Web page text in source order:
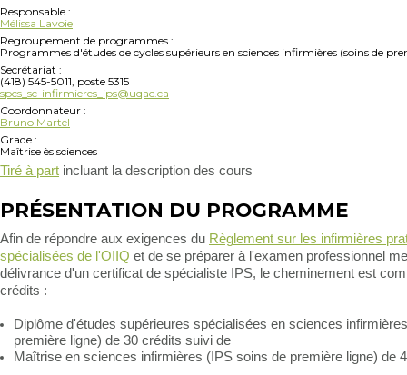
Responsable :
Mélissa Lavoie
Regroupement de programmes :
Programmes d'études de cycles supérieurs en sciences infirmières (soins de
Secrétariat :
(418) 545-5011, poste 5315
spcs_sc-infirmieres_ips@uqac.ca
Coordonnateur :
Bruno Martel
Grade :
Maîtrise ès sciences
Tiré à part incluant la description des cours
PRÉSENTATION DU PROGRAMME
Afin de répondre aux exigences du Règlement sur les infirmières
spécialisées de l'OIIQ et de se préparer à l'examen professionnel
délivrance d'un certificat de spécialiste IPS, le cheminement est
crédits :
Diplôme d'études supérieures spécialisées en sciences
première ligne) de 30 crédits suivi de
Maîtrise en sciences infirmières (IPS soins de première ligne) de